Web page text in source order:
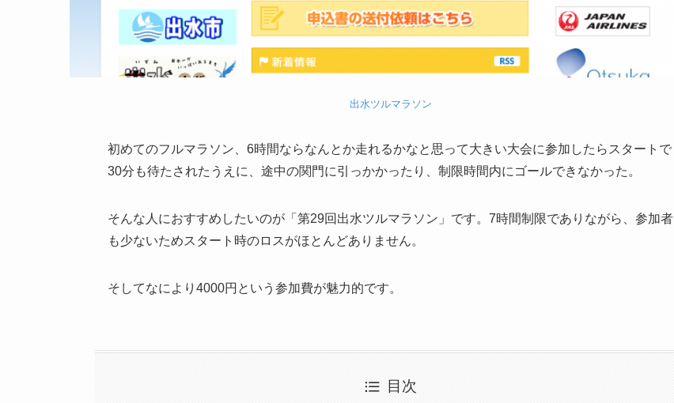
出水ツルマラソン
初めてのフルマラソン、6時間ならなんとか走れるかなと思って大きい大会に参加したらスタートで
30分も待たされたうえに、途中の関門に引っかかったり、制限時間内にゴールできなかった。
そんな人におすすめしたいのが「第29回出水ツルマラソン」です。7時間制限でありながら、参加者
も少ないためスタート時のロスがほとんどありません。
そしてなにより4000円という参加費が魅力的です。
目次